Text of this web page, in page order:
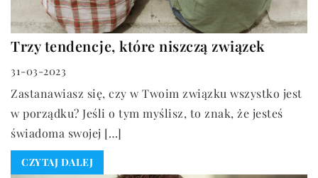
Trzy tendencje, które niszczą związek
31-03-2023
Zastanawiasz się, czy w Twoim związku wszystko jest
w porządku? Jeśli o tym myślisz, to znak, że jesteś
świadoma swojej […]
CZYTAJ DALEJ